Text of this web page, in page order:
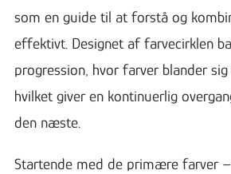
som en guide til at forstå og
effektivt. Designet af farvecirklen
progression, hvor farver blander sig
hvilket giver en kontinuerlig
den næste.
Startende med de primære farver